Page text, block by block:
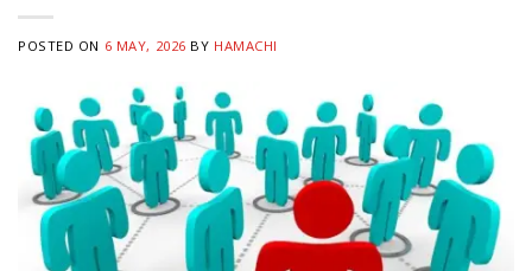
POSTED ON 6 MAY, 2026 BY HAMACHI